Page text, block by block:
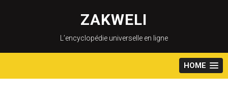
content
ZAKWELI
L’encyclopédie universelle en ligne
HOME